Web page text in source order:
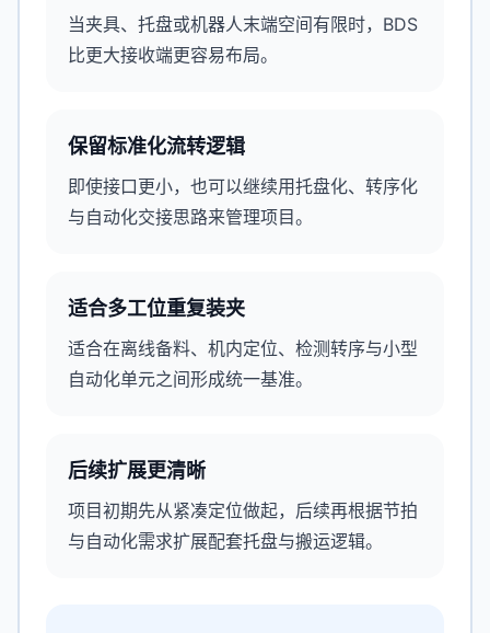
当夹具、托盘或机器人末端空间有限时，BDS
比更大接收端更容易布局。
保留标准化流转逻辑
即使接口更小，也可以继续用托盘化、转序化
与自动化交接思路来管理项目。
适合多工位重复装夹
适合在离线备料、机内定位、检测转序与小型
自动化单元之间形成统一基准。
后续扩展更清晰
项目初期先从紧凑定位做起，后续再根据节拍
与自动化需求扩展配套托盘与搬运逻辑。